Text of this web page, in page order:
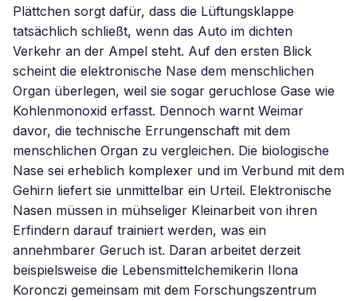
Plättchen sorgt dafür, dass die Lüftungsklappe
tatsächlich schließt, wenn das Auto im dichten
Verkehr an der Ampel steht. Auf den ersten Blick
scheint die elektronische Nase dem menschlichen
Organ überlegen, weil sie sogar geruchlose Gase wie
Kohlenmonoxid erfasst. Dennoch warnt Weimar
davor, die technische Errungenschaft mit dem
menschlichen Organ zu vergleichen. Die biologische
Nase sei erheblich komplexer und im Verbund mit dem
Gehirn liefert sie unmittelbar ein Urteil. Elektronische
Nasen müssen in mühseliger Kleinarbeit von ihren
Erfindern darauf trainiert werden, was ein
annehmbarer Geruch ist. Daran arbeitet derzeit
beispielsweise die Lebensmittelchemikerin Ilona
Koronczi gemeinsam mit dem Forschungszentrum